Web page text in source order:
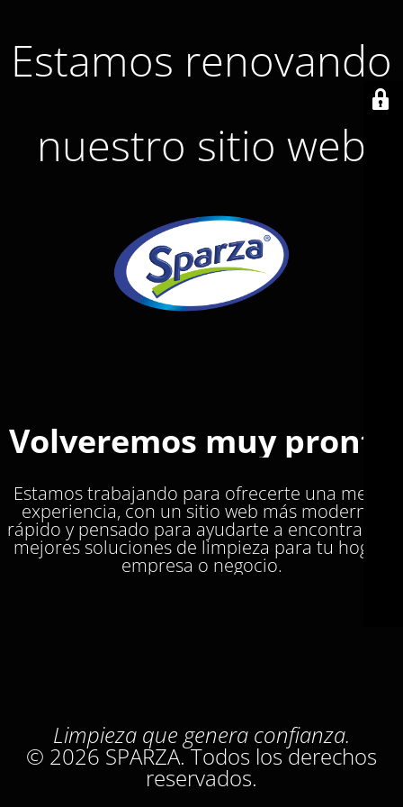
Estamos renovando
nuestro sitio web
Volveremos muy pronto
Estamos trabajando para ofrecerte una mejor
experiencia, con un sitio web más moderno,
rápido y pensado para ayudarte a encontrar las
mejores soluciones de limpieza para tu hogar,
empresa o negocio.
Limpieza que genera confianza.
© 2026 SPARZA. Todos los derechos
reservados.